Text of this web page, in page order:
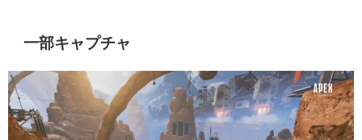
一部キャプチャ